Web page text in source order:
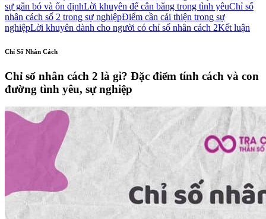
sự gắn bó và ổn địnhLời khuyên để cân bằng trong tình yêuChỉ số
nhân cách số 2 trong sự nghiệpĐiểm cần cải thiện trong sự
nghiệpLời khuyên dành cho người có chỉ số nhân cách 2Kết luận
Chỉ Số Nhân Cách
Chỉ số nhân cách 2 là gì? Đặc điểm tính cách và con
đường tình yêu, sự nghiệp